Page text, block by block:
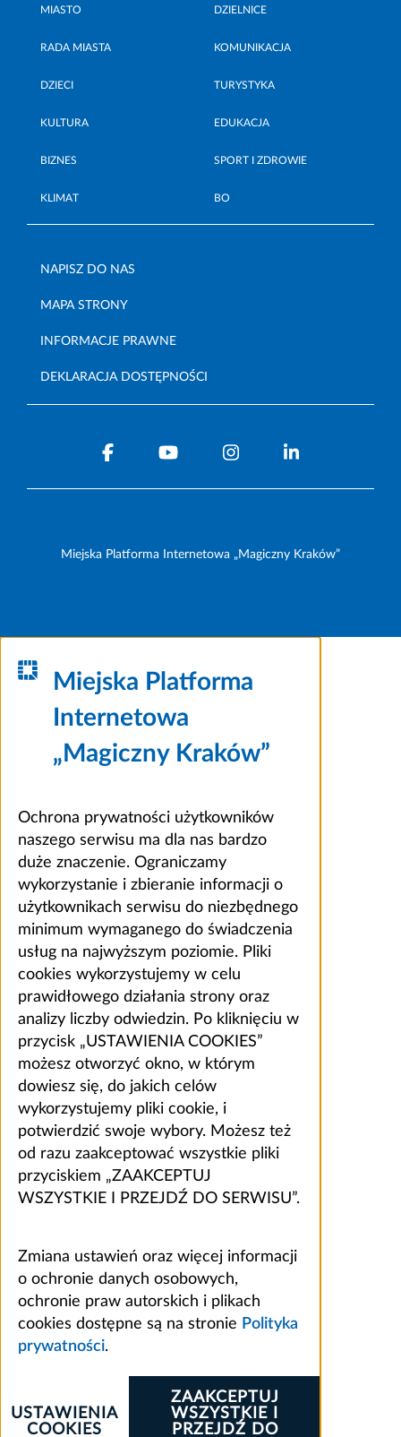
MIASTO DZIELNICE
RADA MIASTA KOMUNIKACJA
DZIECI TURYSTYKA
KULTURA EDUKACJA
BIZNES SPORT I ZDROWIE
KLIMAT BO
NAPISZ DO NAS
MAPA STRONY
INFORMACJE PRAWNE
DEKLARACJA DOSTĘPNOŚCI
Miejska Platforma Internetowa „Magiczny Kraków”
Miejska Platforma
Internetowa
„Magiczny Kraków”
Ochrona prywatności użytkowników
naszego serwisu ma dla nas bardzo
duże znaczenie. Ograniczamy
wykorzystanie i zbieranie informacji o
użytkownikach serwisu do niezbędnego
minimum wymaganego do świadczenia
usług na najwyższym poziomie. Pliki
cookies wykorzystujemy w celu
prawidłowego działania strony oraz
analizy liczby odwiedzin. Po kliknięciu w
przycisk „USTAWIENIA COOKIES”
możesz otworzyć okno, w którym
dowiesz się, do jakich celów
wykorzystujemy pliki cookie, i
potwierdzić swoje wybory. Możesz też
od razu zaakceptować wszystkie pliki
przyciskiem „ZAAKCEPTUJ
WSZYSTKIE I PRZEJDŹ DO SERWISU”.
Zmiana ustawień oraz więcej informacji
o ochronie danych osobowych,
ochronie praw autorskich i plikach
cookies dostępne są na stronie Polityka
prywatności.
ZAAKCEPTUJ
WSZYSTKIE I
PRZEJDŹ DO
USTAWIENIA
COOKIES